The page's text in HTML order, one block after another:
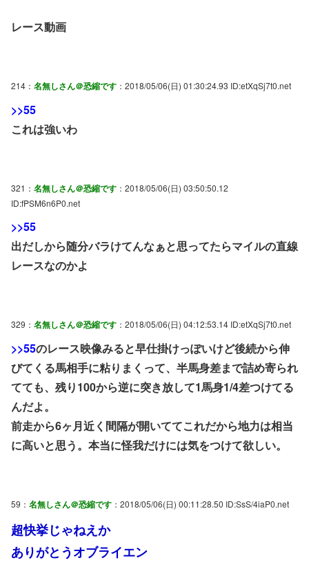
レース動画
214： 名無しさん＠恐縮です ：2018/05/06(日) 01:30:24.93 ID:etXqSj7t0.net
>>55
これは強いわ
321： 名無しさん＠恐縮です ：2018/05/06(日) 03:50:50.12
ID:fPSM6n6P0.net
>>55
出だしから随分バラけてんなぁと思ってたらマイルの直線
レースなのかよ
329： 名無しさん＠恐縮です ：2018/05/06(日) 04:12:53.14 ID:etXqSj7t0.net
>>55のレース映像みると早仕掛けっぽいけど後続から伸
びてくる馬相手に粘りまくって、半馬身差まで詰め寄られ
てても、残り100から逆に突き放して1馬身1/4差つけてる
んだよ。
前走から6ヶ月近く間隔が開いててこれだから地力は相当
に高いと思う。本当に怪我だけには気をつけて欲しい。
59： 名無しさん＠恐縮です ：2018/05/06(日) 00:11:28.50 ID:SsS/4iaP0.net
超快挙じゃねえか
ありがとうオブライエン